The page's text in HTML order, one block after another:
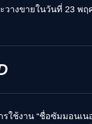
วางขายในวันที่ 23 พ
ใช้งาน “ชื่อซัมมอนเ